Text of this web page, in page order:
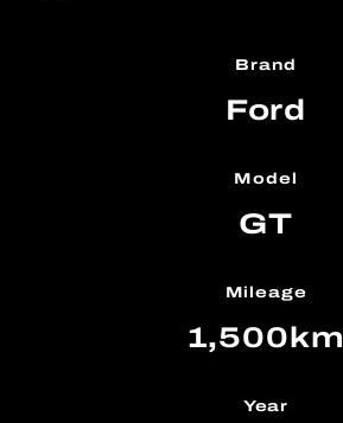
Brand
Ford
Model
GT
Mileage
1,500km
Year